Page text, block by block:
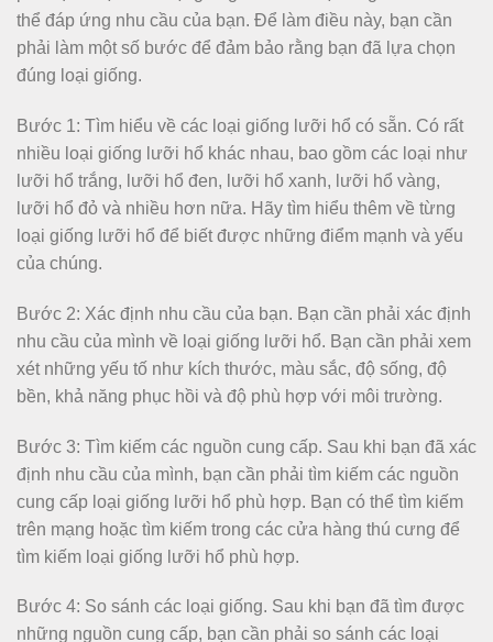
thể đáp ứng nhu cầu của bạn. Để làm điều này, bạn cần
phải làm một số bước để đảm bảo rằng bạn đã lựa chọn
đúng loại giống.
Bước 1: Tìm hiểu về các loại giống lưỡi hổ có sẵn. Có rất
nhiều loại giống lưỡi hổ khác nhau, bao gồm các loại như
lưỡi hổ trắng, lưỡi hổ đen, lưỡi hổ xanh, lưỡi hổ vàng,
lưỡi hổ đỏ và nhiều hơn nữa. Hãy tìm hiểu thêm về từng
loại giống lưỡi hổ để biết được những điểm mạnh và yếu
của chúng.
Bước 2: Xác định nhu cầu của bạn. Bạn cần phải xác định
nhu cầu của mình về loại giống lưỡi hổ. Bạn cần phải xem
xét những yếu tố như kích thước, màu sắc, độ sống, độ
bền, khả năng phục hồi và độ phù hợp với môi trường.
Bước 3: Tìm kiếm các nguồn cung cấp. Sau khi bạn đã xác
định nhu cầu của mình, bạn cần phải tìm kiếm các nguồn
cung cấp loại giống lưỡi hổ phù hợp. Bạn có thể tìm kiếm
trên mạng hoặc tìm kiếm trong các cửa hàng thú cưng để
tìm kiếm loại giống lưỡi hổ phù hợp.
Bước 4: So sánh các loại giống. Sau khi bạn đã tìm được
những nguồn cung cấp, bạn cần phải so sánh các loại